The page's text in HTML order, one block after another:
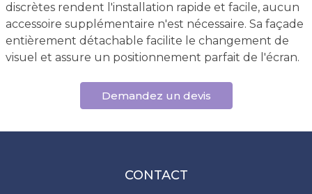
discrètes rendent l'installation rapide et facile, aucun
accessoire supplémentaire n'est nécessaire. Sa façade
entièrement détachable facilite le changement de
visuel et assure un positionnement parfait de l'écran.
Demandez un devis
CONTACT